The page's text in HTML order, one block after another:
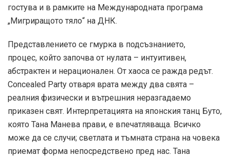
гостува и в рамките на Международната програма
„Мигриращото тяло“ на ДНК.
Представлението се гмурка в подсъзнанието,
процес, който започва от нулата – интуитивен,
абстрактен и нерационален. От хаоса се ражда редът.
Concealed Party отваря врата между два свята –
реалния физически и вътрешния неразгадаемо
приказен свят. Интерпретацията на японския танц Буто,
която Тана Манева прави, е впечатляваща. Всичко
може да се случи; светлата и тъмната страна на човека
приемат форма непосредствено пред нас. Тана